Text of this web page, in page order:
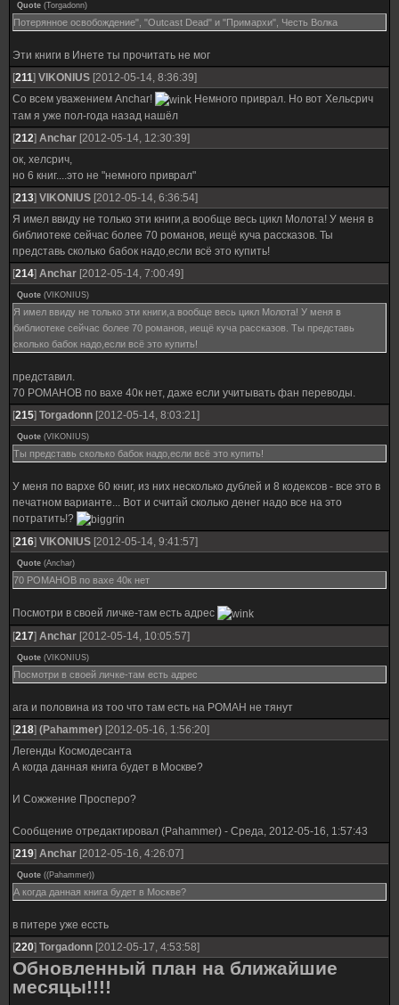
Quote (Torgadonn)
Потерянное освобождение", "Outcast Dead" и "Примархи", Честь Волка
Эти книги в Инете ты прочитать не мог
[211] VIKONIUS [2012-05-14, 8:36:39]
Со всем уважением Anchar!
Немного приврал. Но вот Хельсрич
там я уже пол-года назад нашёл
[212] Anchar [2012-05-14, 12:30:39]
ок, хелсрич,
но 6 книг....это не "немного приврал"
[213] VIKONIUS [2012-05-14, 6:36:54]
Я имел ввиду не только эти книги,а вообще весь цикл Молота! У меня в
библиотеке сейчас более 70 романов, иещё куча рассказов. Ты
представь сколько бабок надо,если всё это купить!
[214] Anchar [2012-05-14, 7:00:49]
Quote (VIKONIUS)
Я имел ввиду не только эти книги,а вообще весь цикл Молота! У меня в
библиотеке сейчас более 70 романов, иещё куча рассказов. Ты представь
сколько бабок надо,если всё это купить!
представил.
70 РОМАНОВ по вахе 40к нет, даже если учитывать фан переводы.
[215] Torgadonn [2012-05-14, 8:03:21]
Quote (VIKONIUS)
Ты представь сколько бабок надо,если всё это купить!
У меня по вархе 60 книг, из них несколько дублей и 8 кодексов - все это в
печатном варианте... Вот и считай сколько денег надо все на это
потратить!?
[216] VIKONIUS [2012-05-14, 9:41:57]
Quote (Anchar)
70 РОМАНОВ по вахе 40к нет
Посмотри в своей личке-там есть адрес
[217] Anchar [2012-05-14, 10:05:57]
Quote (VIKONIUS)
Посмотри в своей личке-там есть адрес
ага и половина из тоо что там есть на РОМАН не тянут
[218] (Pahammer) [2012-05-16, 1:56:20]
Легенды Космодесанта
А когда данная книга будет в Москве?
И Сожжение Просперо?
Сообщение отредактировал (Pahammer) - Среда, 2012-05-16, 1:57:43
[219] Anchar [2012-05-16, 4:26:07]
Quote ((Pahammer))
А когда данная книга будет в Москве?
в питере уже ессть
[220] Torgadonn [2012-05-17, 4:53:58]
Обновленный план на ближайшие
месяцы!!!!